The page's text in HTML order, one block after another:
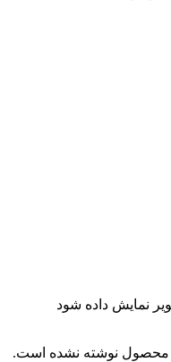
نمایش داده شود
محصول نوشته نشده است.